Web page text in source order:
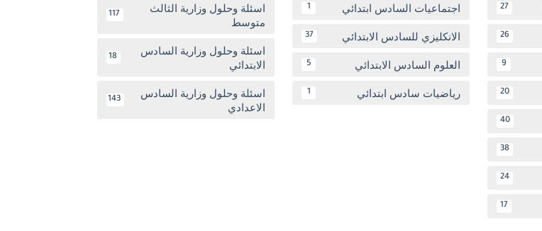
27
26
9
20
40
38
24
17
اجتماعيات السادس ابتدائي 1
الانكليزي للسادس الابتدائي 37
العلوم السادس الابتدائي 5
رياضيات سادس ابتدائي 1
اسئلة وحلول وزارية الثالث
متوسط
117
اسئلة وحلول وزارية السادس
الابتدائي
18
اسئلة وحلول وزارية السادس
الاعدادي
143